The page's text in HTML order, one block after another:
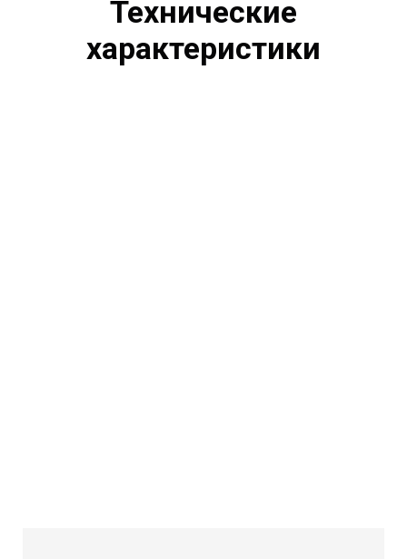
Технические
характеристики